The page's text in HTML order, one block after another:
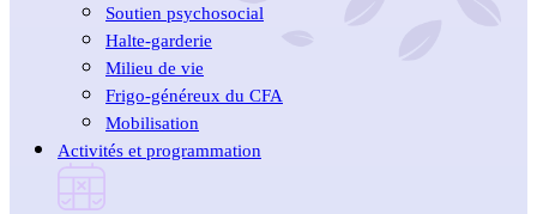
Soutien psychosocial
Halte-garderie
Milieu de vie
Frigo-généreux du CFA
Mobilisation
Activités et programmation